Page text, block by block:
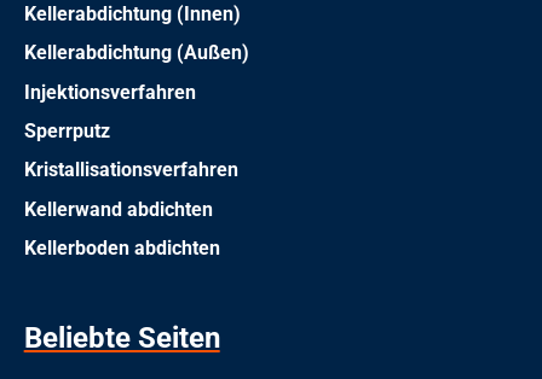
Kellerabdichtung (Innen)
Kellerabdichtung (Außen)
Injektionsverfahren
Sperrputz
Kristallisationsverfahren
Kellerwand abdichten
Kellerboden abdichten
Beliebte Seiten